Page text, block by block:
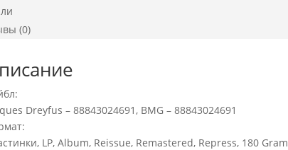
(0)
Dreyfus – 88843024691, BMG – 88843024691
LP, Album, Reissue, Remastered, Repress, 180 Gram